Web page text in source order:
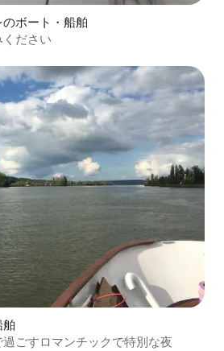
ボート・船舶
ださい
舶
ごすロマンチックで特別な夜